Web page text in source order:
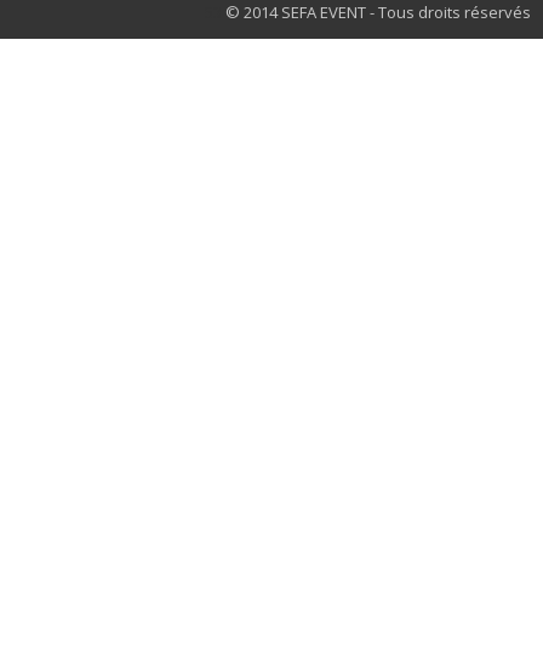
© 2014 SEFA EVENT - Tous droits réservés